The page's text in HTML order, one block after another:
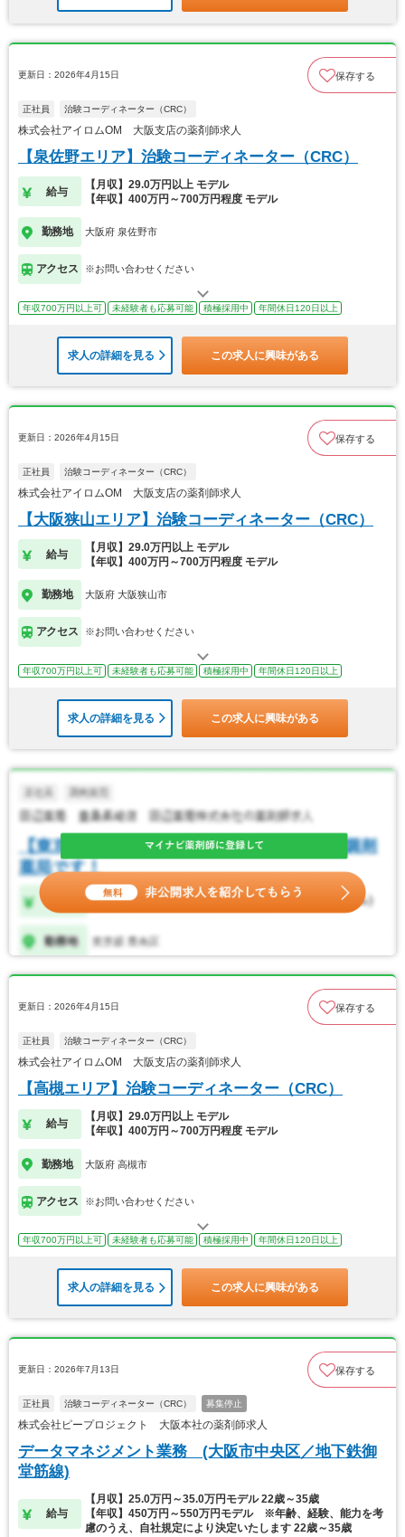
更新日：2026年4月15日 保存する
正社員 治験コーディネーター（CRC）
株式会社アイロムOM 大阪支店の薬剤師求人
【泉佐野エリア】治験コーディネーター（CRC）
給与
【月収】29.0万円以上 モデル
【年収】400万円～700万円程度 モデル
勤務地 大阪府 泉佐野市
アクセス ※お問い合わせください
年収700万円以上可 未経験者も応募可能 積極採用中 年間休日120日以上
求人の詳細を見る この求人に興味がある
更新日：2026年4月15日 保存する
正社員 治験コーディネーター（CRC）
株式会社アイロムOM 大阪支店の薬剤師求人
【大阪狭山エリア】治験コーディネーター（CRC）
給与
【月収】29.0万円以上 モデル
【年収】400万円～700万円程度 モデル
勤務地 大阪府 大阪狭山市
アクセス ※お問い合わせください
年収700万円以上可 未経験者も応募可能 積極採用中 年間休日120日以上
求人の詳細を見る この求人に興味がある
更新日：2026年4月15日 保存する
正社員 治験コーディネーター（CRC）
株式会社アイロムOM 大阪支店の薬剤師求人
【高槻エリア】治験コーディネーター（CRC）
給与
【月収】29.0万円以上 モデル
【年収】400万円～700万円程度 モデル
勤務地 大阪府 高槻市
アクセス ※お問い合わせください
年収700万円以上可 未経験者も応募可能 積極採用中 年間休日120日以上
求人の詳細を見る この求人に興味がある
更新日：2026年7月13日 保存する
正社員 治験コーディネーター（CRC） 募集停止
株式会社ピープロジェクト 大阪本社の薬剤師求人
データマネジメント業務 (大阪市中央区／地下鉄御
堂筋線)
給与
【月収】25.0万円～35.0万円モデル 22歳～35歳
【年収】450万円～550万円モデル ※年齢、経験、能力を考
慮のうえ、自社規定により決定いたします 22歳～35歳